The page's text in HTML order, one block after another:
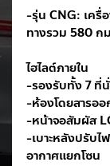
-รุ่น CNG: เครื่
ทางรวม 580 ก
ไฮไลต์ภายใน
-รองรับทั้ง 7 ที่
-ห้องโดยสารอ
-หน้าจอสัมผัส
-เบาะหลังปรับไ
อากาศแยกโซน